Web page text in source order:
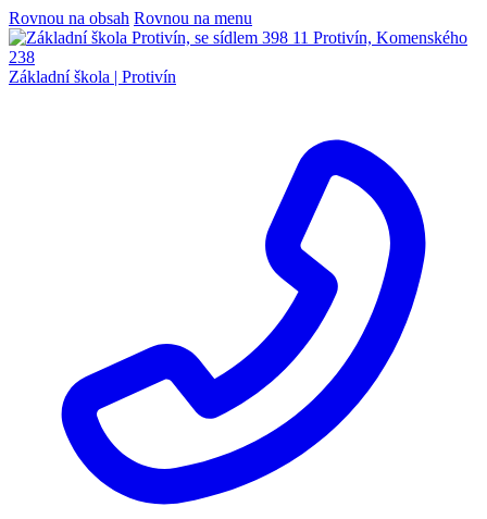
Rovnou na obsah Rovnou na menu
Základní škola | Protivín